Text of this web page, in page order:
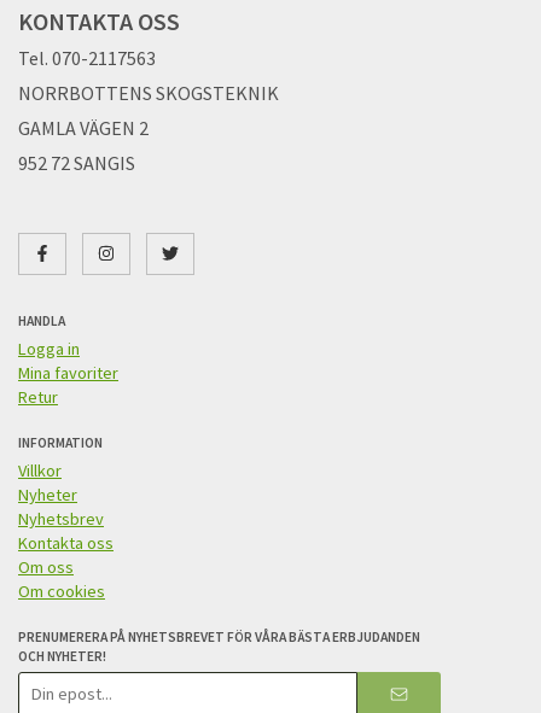
KONTAKTA OSS
Tel. 070-2117563
NORRBOTTENS SKOGSTEKNIK
GAMLA VÄGEN 2
952 72 SANGIS
HANDLA
Logga in
Mina favoriter
Retur
INFORMATION
Villkor
Nyheter
Nyhetsbrev
Kontakta oss
Om oss
Om cookies
PRENUMERERA PÅ NYHETSBREVET FÖR VÅRA BÄSTA ERBJUDANDEN
OCH NYHETER!
E-
postadress